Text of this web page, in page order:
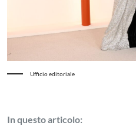
Ufficio editoriale
In questo articolo: